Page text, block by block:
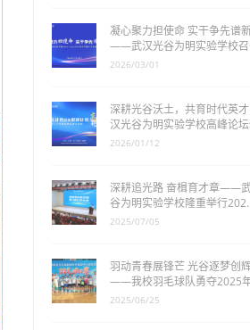
凝心聚力担使命 实干争先谱
——武汉光谷为明实验学校
2026/03/01
深耕光谷沃土，共育时代英
汉光谷为明实验学校高峰论
2026/01/12
深耕追光路 奋楫育才章——
谷为明实验学校隆重举行
2025/07/05
羽动青春展锋芒 光谷逐梦创
——我校羽毛球队勇夺2025
2025/06/25